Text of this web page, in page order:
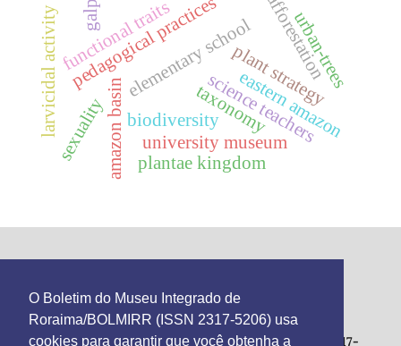
O Boletim do Museu Integrado de
Roraima/BOLMIRR (ISSN 2317-5206) usa
cookies para garantir que você obtenha a
biodiversity
amazon basin taxonomy
sexuality
elementary school
science teachers
pedagogical practices
eastern amazon
functional traits
plant strategy
afforestation
urban-trees
larvicidal activity
university museum
plantae kingdom
This work is licensed under the Creative Commons
Atribuição 4.0 Internacional .
Boletim do Museu Integrado de Roraima - ISSN 2317-